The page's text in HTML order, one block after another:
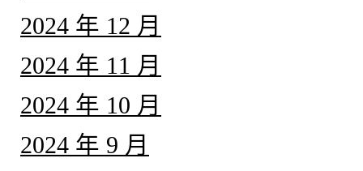
2024 年 12 月
2024 年 11 月
2024 年 10 月
2024 年 9 月